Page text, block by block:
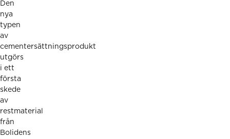
Den
nya
typen
av
cementersättningsprodukt
utgörs
i ett
första
skede
av
restmaterial
från
Bolidens